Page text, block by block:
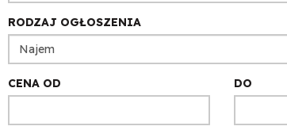
RODZAJ OGŁOSZENIA
CENA OD DO